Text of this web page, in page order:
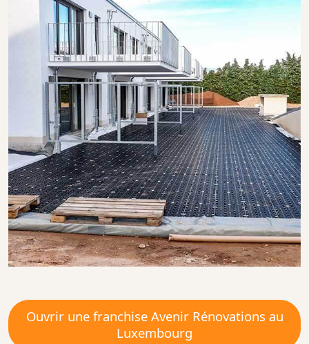
Ouvrir une franchise Avenir Rénovations au
Luxembourg